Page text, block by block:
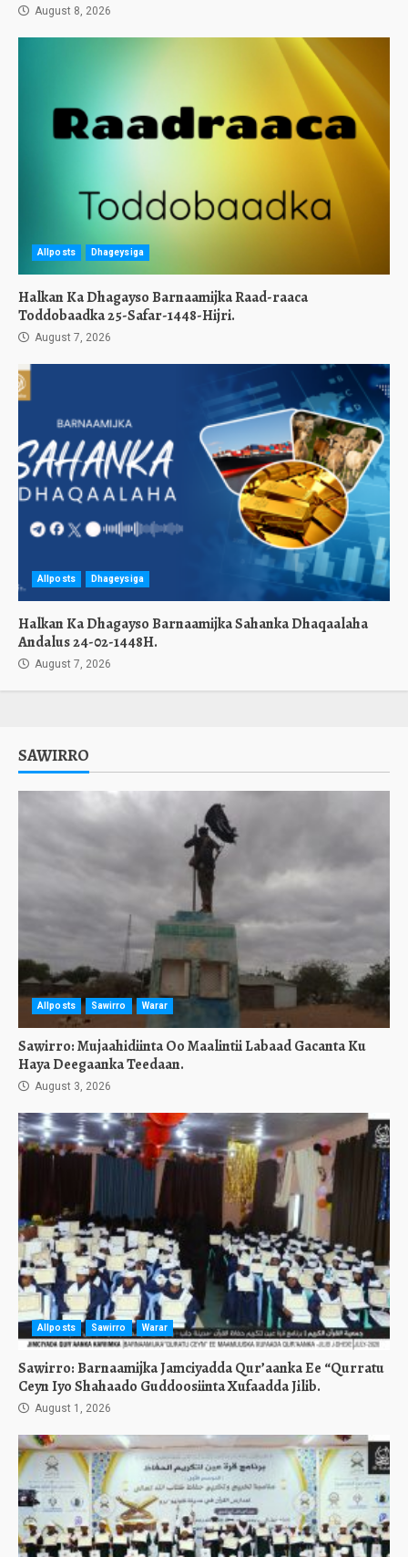
August 8, 2026
Allposts Dhageysiga
Halkan Ka Dhagayso Barnaamijka Raad-raaca
Toddobaadka 25-Safar-1448-Hijri.
August 7, 2026
Allposts Dhageysiga
Halkan Ka Dhagayso Barnaamijka Sahanka Dhaqaalaha
Andalus 24-02-1448H.
August 7, 2026
SAWIRRO
Allposts Sawirro Warar
Sawirro: Mujaahidiinta Oo Maalintii Labaad Gacanta Ku
Haya Deegaanka Teedaan.
August 3, 2026
Allposts Sawirro Warar
Sawirro: Barnaamijka Jamciyadda Qur’aanka Ee “Qurratu
Ceyn Iyo Shahaado Guddoosiinta Xufaadda Jilib.
August 1, 2026